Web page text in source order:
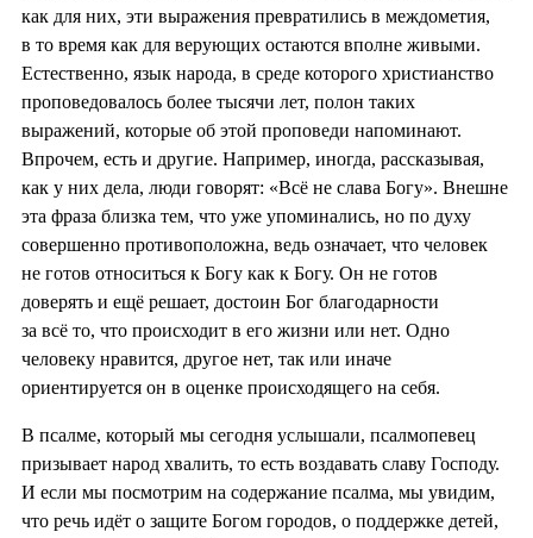
как для них, эти выражения превратились в междометия,
в то время как для верующих остаются вполне живыми.
Естественно, язык народа, в среде которого христианство
проповедовалось более тысячи лет, полон таких
выражений, которые об этой проповеди напоминают.
Впрочем, есть и другие. Например, иногда, рассказывая,
как у них дела, люди говорят: «Всё не слава Богу». Внешне
эта фраза близка тем, что уже упоминались, но по духу
совершенно противоположна, ведь означает, что человек
не готов относиться к Богу как к Богу. Он не готов
доверять и ещё решает, достоин Бог благодарности
за всё то, что происходит в его жизни или нет. Одно
человеку нравится, другое нет, так или иначе
ориентируется он в оценке происходящего на себя.
В псалме, который мы сегодня услышали, псалмопевец
призывает народ хвалить, то есть воздавать славу Господу.
И если мы посмотрим на содержание псалма, мы увидим,
что речь идёт о защите Богом городов, о поддержке детей,